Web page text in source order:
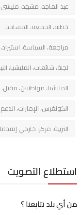
عبد الماجد، مشهد،
خطبة، الجمعة، المساجد،
مراجعة، السياسة،
لجنة، شائعات، المليشيا،
المليشيا، مواطنيين،
الكونغرس، الإمارات،
التربية، مركز، خارجي
استطلاع التصويت
من أي بلد تتابعنا ؟